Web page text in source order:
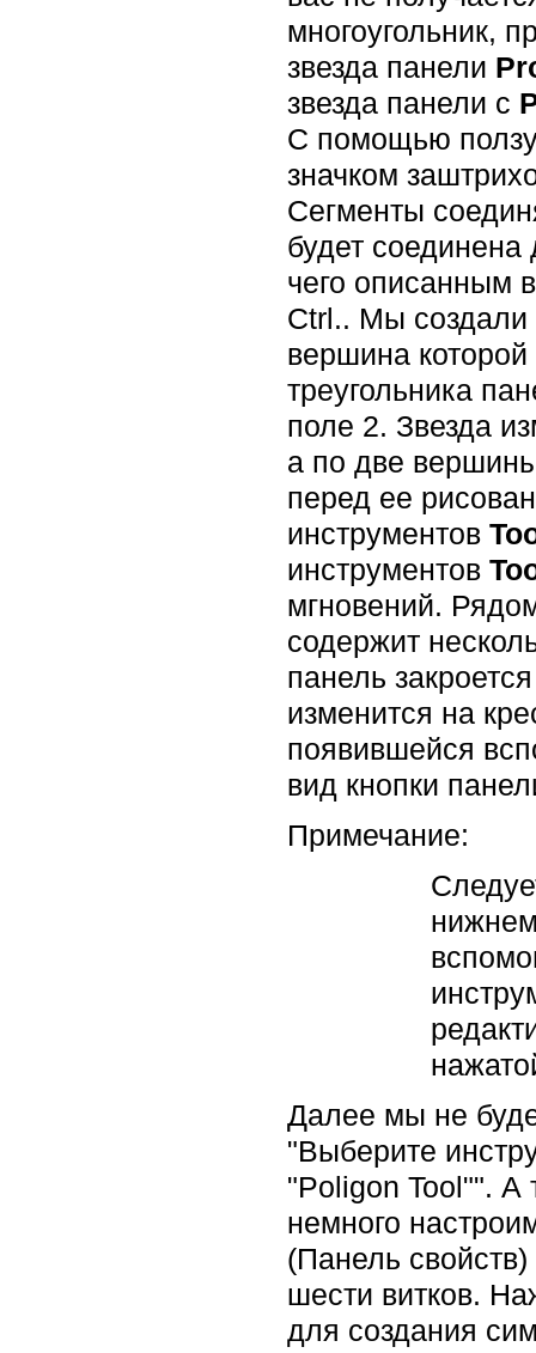
многоугольник,
звезда панели
звезда панели с
С помощью
значком
Сегменты
будет
чего описанным
Ctrl.. Мы создали
вершина
треугольника
поле 2. Звезда
а по две
перед ее
инструментов
инструментов
мгновений.
содержит
панель
изменится на
появившейся
вид кнопки
Примечание:
Далее мы не
"Выберите
"Poligon Tool"". А
немного
(Панель
шести витков.
для создания